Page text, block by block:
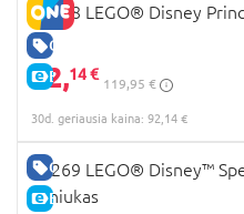
GERA KAINA
E-KAINA
43258 LEGO® Disney
92,14 €
119,95 €
30d. geriausia kaina: 92,14 €
GERA KAINA
E-KAINA
43269 LEGO® Disney™
šuniukas